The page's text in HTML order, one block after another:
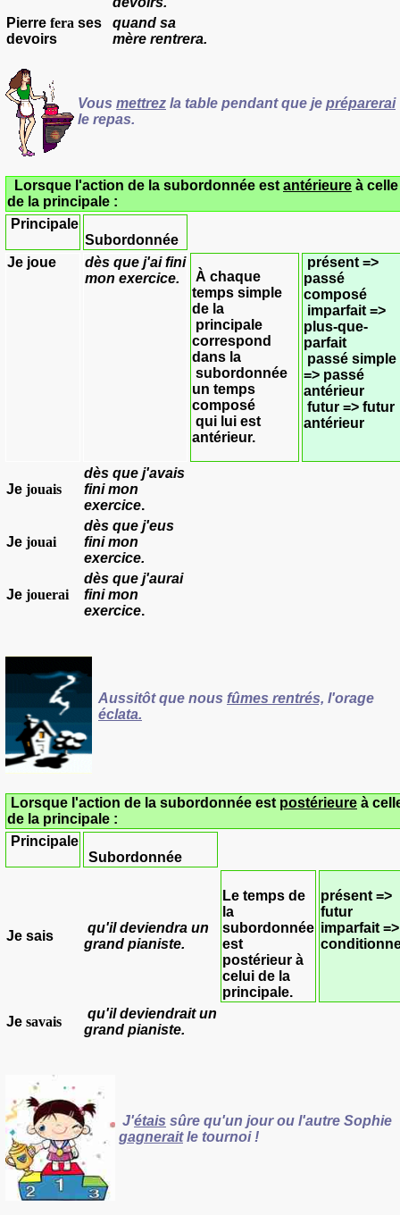
Pierre fera ses
devoirs
quand sa
mère rentrera.
Vous mettrez la table pendant que je préparerai
le repas.
Lorsque l'action de la subordonnée est antérieure à celle
de la principale :
Principale
Subordonnée
Je joue dès que j'ai fini
mon exercice.
À chaque
temps simple
de la
principale
correspond
dans la
subordonnée
un temps
composé
qui lui est
antérieur.
présent =>
passé
composé
imparfait =>
plus-que-
parfait
passé simple
=> passé
antérieur
futur => futur
antérieur
Je jouais
dès que j'avais
finimon
exercice.
Je jouai
dès que j'eus
finimon
exercice.
Je jouerai
dès que j'aurai
finimon
exercice.
Aussitôt que nous fûmes rentrés, l'orage
éclata.
Lorsque l'action de la subordonnée est postérieure à
de la principale :
Principale
Subordonnée
Je sais
qu'ildeviendra un
grand pianiste.
Le temps de
la
subordonnée
est
postérieur à
celui de la
principale.
présent =>
futur
imparfait =>
Je savais
qu'ildeviendraitun
grand pianiste.
J'étais sûre qu'un jour ou l'autre Sophie
gagneraitle tournoi !